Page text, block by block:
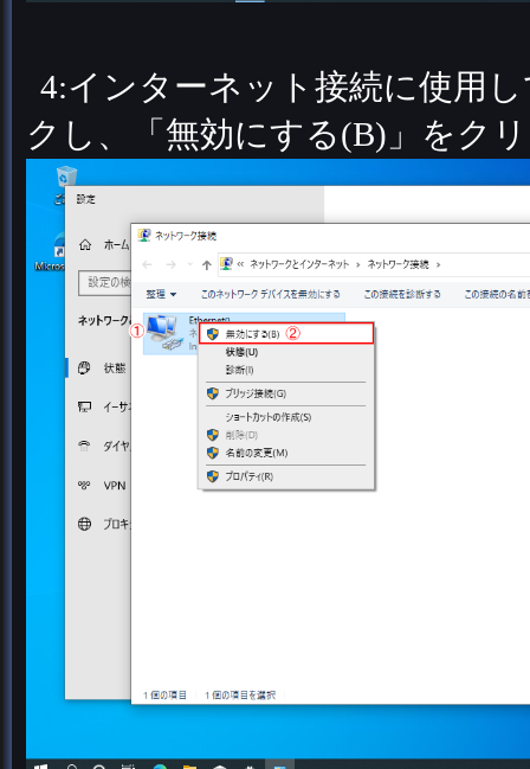
4:インターネット接続に使用
クし、「無効にする(B)」をク